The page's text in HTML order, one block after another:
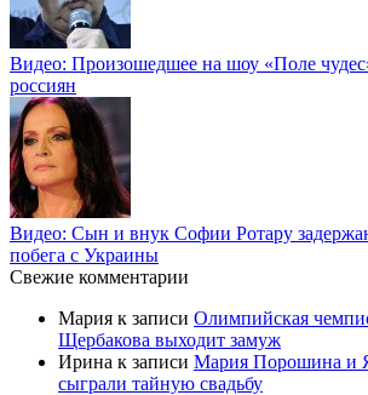
Видео: Произошедшее на шоу «Поле
россиян
Видео: Сын и внук Софии Ротару
побега с Украины
Свежие комментарии
Мария к записи Олимпийская
Щербакова выходит замуж
Ирина к записи Мария Порошина и
сыграли тайную свадьбу